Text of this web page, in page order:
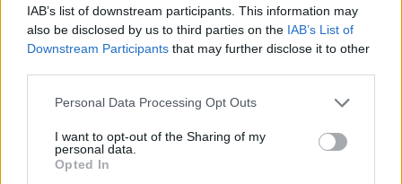
IAB’s list of downstream participants. This information may
also be disclosed by us to third parties on the IAB’s List of
Downstream Participants that may further disclose it to other
Please note that this website/app uses one or more Google
not limited to your visit or usage behaviour. You may click to
grant or deny consent to Google and its third-party tags to
use your data for below specified purposes in below Google
Personal Data Processing Opt Outs
I want to opt-out of the Sharing of my
personal data.
Opted In